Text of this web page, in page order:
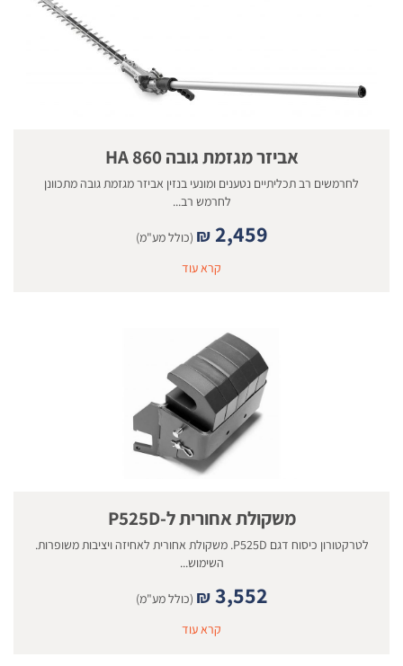
אביזר מגזמת גובה 860 HA
לחרמשים רב תכליתיים נטענים ומונעי בנזין אביזר מגזמת גובה מתכוונן
לחרמש רב...
₪ 2,459
(כולל מע"מ)
קרא עוד
משקולת אחורית ל-P525D
לטרקטורון כיסוח דגם P525D. משקולת אחורית לאחיזה ויציבות משופרות.
השימוש...
₪ 3,552
(כולל מע"מ)
קרא עוד